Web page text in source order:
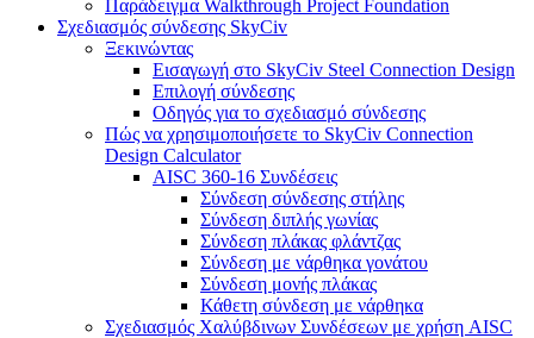
Παράδειγμα Walkthrough Project Foundation
Σχεδιασμός σύνδεσης SkyCiv
Ξεκινώντας
Εισαγωγή στο SkyCiv Steel Connection Design
Επιλογή σύνδεσης
Οδηγός για το σχεδιασμό σύνδεσης
Πώς να χρησιμοποιήσετε το SkyCiv Connection
Design Calculator
AISC 360-16 Συνδέσεις
Σύνδεση σύνδεσης στήλης
Σύνδεση διπλής γωνίας
Σύνδεση πλάκας φλάντζας
Σύνδεση με νάρθηκα γονάτου
Σύνδεση μονής πλάκας
Κάθετη σύνδεση με νάρθηκα
Σχεδιασμός Χαλύβδινων Συνδέσεων με χρήση AISC